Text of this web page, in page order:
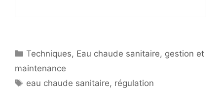
Catégories
Techniques, Eau chaude sanitaire, gestion et
maintenance
Étiquettes
eau chaude sanitaire, régulation